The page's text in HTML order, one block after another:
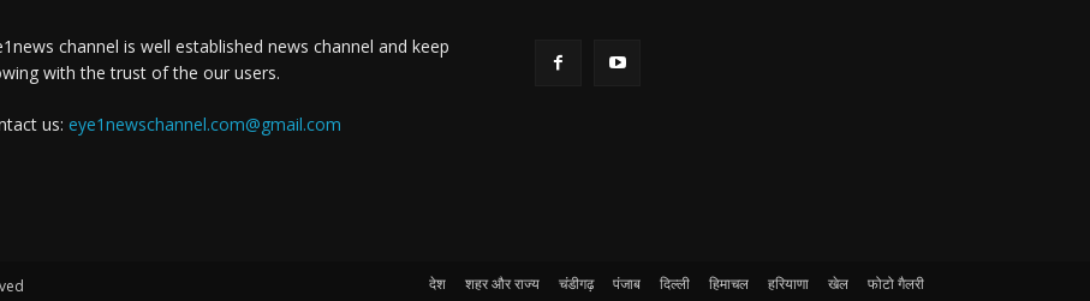
channel is well established news channel and keep
with the trust of the our users.
us: eye1newschannel.com@gmail.com
देश शहर और राज्य चंडीगढ़ पंजाब दिल्ली हिमाचल हरियाणा खेल फोटो गैलरी